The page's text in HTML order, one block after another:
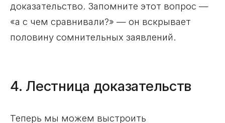
доказательство. Запомните этот вопрос —
«а с чем сравнивали?» — он вскрывает
половину сомнительных заявлений.
4. Лестница доказательств
Теперь мы можем выстроить